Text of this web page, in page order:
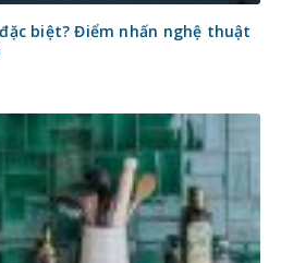
biệt? Điểm nhấn nghệ thuật